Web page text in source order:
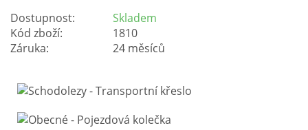
Dostupnost:
Skladem
Kód zboží:
1810
Záruka:
24 měsíců